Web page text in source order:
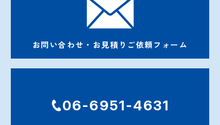
お問い合わせ・お見積りご依頼フォーム
06-6951-4631